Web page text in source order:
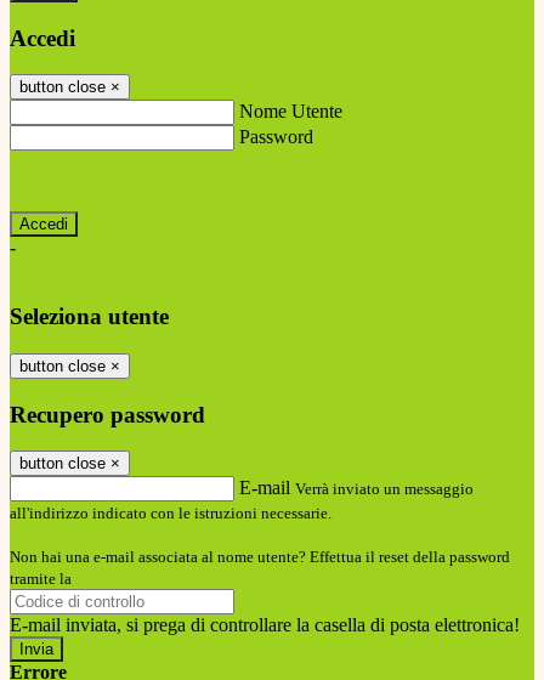
Accedi
button close ×
Nome Utente
Password
-
Seleziona utente
button close ×
Recupero password
button close ×
E-mail Verrà inviato un messaggio
all'indirizzo indicato con le istruzioni necessarie.
Non hai una e-mail associata al nome utente? Effettua il reset della password
tramite la
E-mail inviata, si prega di controllare la casella di posta elettronica!
Errore